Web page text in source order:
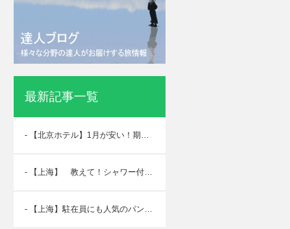
最新記事一覧
- 【北京ホテル】1月が安い！期間限定 5%割引！
- 【上海】 教えて！シャワー付きトイレがあるホテル！
- 【上海】駐在員にも人気のパンが朝食で食べられる 『シェラトン虹橋』